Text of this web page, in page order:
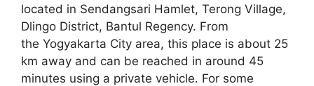
located in Sendangsari Hamlet, Terong Village,
Dlingo District, Bantul Regency. From
the Yogyakarta City area, this place is about 25
km away and can be reached in around 45
minutes using a private vehicle. For some